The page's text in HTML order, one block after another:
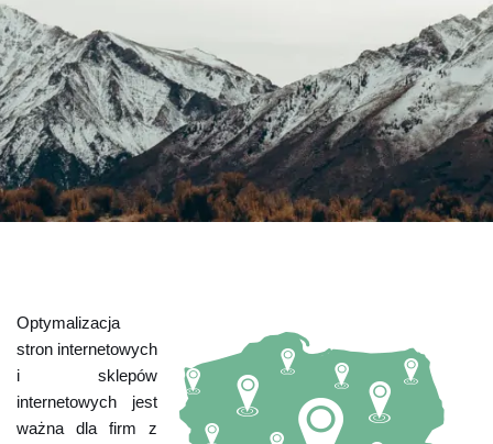
Optymalizacja
stron internetowych
i sklepów
internetowych jest
ważna dla firm z